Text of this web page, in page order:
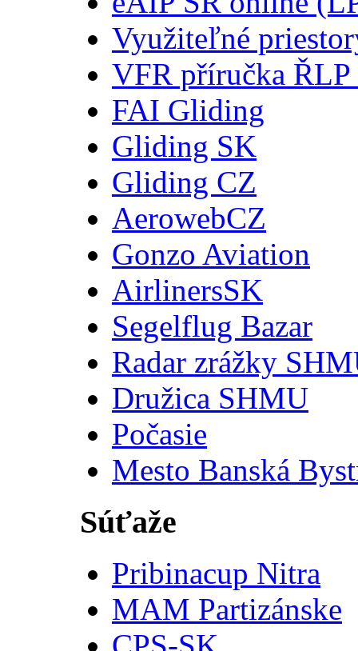
Využiteľné
VFR příručka ŘLP
FAI Gliding
Gliding SK
Gliding CZ
AerowebCZ
Gonzo Aviation
AirlinersSK
Segelflug Bazar
Radar zrážky
Družica SHMU
Počasie
Mesto Banská
Súťaže
Pribinacup Nitra
MAM Partizánske